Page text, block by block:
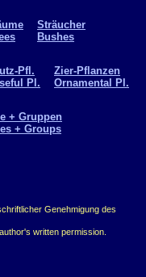
Sträucher
Bushes
Pfl.
Pl.
Zier-Pflanzen
Ornamental Pl.
+ Gruppen
+ Groups
Genehmigung des
written permission.